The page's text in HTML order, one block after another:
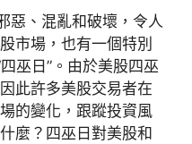
惡、混亂和破壞，令人
市場，也有一個特別
巫日”。由於美股四巫
此許多美股交易者在
的變化，跟蹤投資風
麼？四巫日對美股和